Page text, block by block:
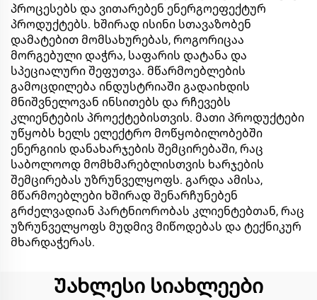
პროცესებს და ვითარებენ ენერგოეფექტურ
პროდუქტებს. ხშირად ისინი სთავაზობენ
დამატებით მომსახურებას, როგორიცაა
მორგებული დაჭრა, საფარის დატანა და
სპეციალური შეფუთვა. მწარმოებლების
გამოცდილება ინდუსტრიაში გადაიხდის
მნიშვნელოვან ინსითებს და რჩევებს
კლიენტების პროექტებისთვის. მათი პროდუქტები
უწყობს ხელს ელექტრო მოწყობილობებში
ენერგიის დანახარჯების შემცირებაში, რაც
საბოლოოდ მომხმარებლისთვის ხარჯების
შემცირებას უზრუნველყოფს. გარდა ამისა,
მწარმოებლები ხშირად შენარჩუნებენ
გრძელვადიან პარტნიორობას კლიენტებთან, რაც
უზრუნველყოფს მუდმივ მიწოდებას და ტექნიკურ
მხარდაჭერას.
Უახლესი სიახლეები